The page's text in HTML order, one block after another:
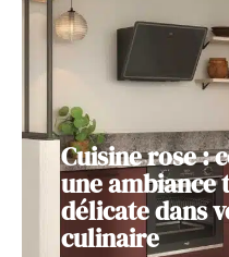
Cuisine rose :
une ambiance
délicate dans
culinaire